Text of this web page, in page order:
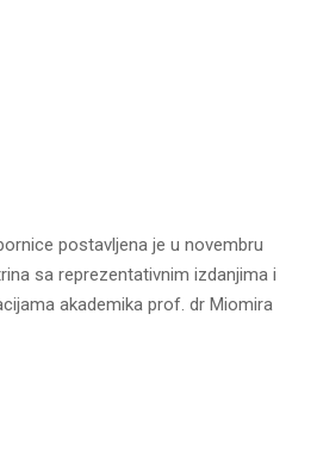
postavljena je u novembru
sa reprezentativnim izdanjima i
akademika prof. dr Miomira